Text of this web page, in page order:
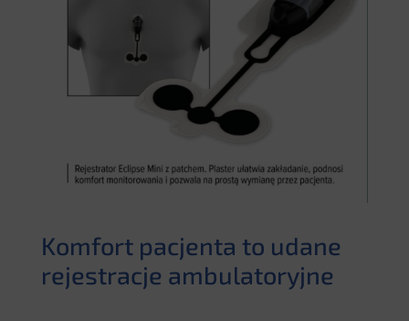
Komfort pacjenta to udane
rejestracje ambulatoryjne